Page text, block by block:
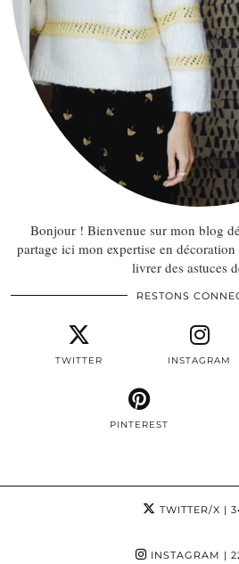
Bonjour ! Bienvenue sur mon blog
partage ici mon expertise en
livrer des astuces
RESTONS
TWITTER INSTAGRAM
PINTEREST
TWITTER/X |
INSTAGRAM |